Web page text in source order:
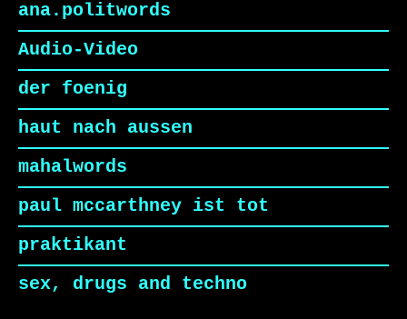
ana.politwords
Audio-Video
der foenig
haut nach aussen
mahalwords
paul mccarthney ist tot
praktikant
sex, drugs and techno